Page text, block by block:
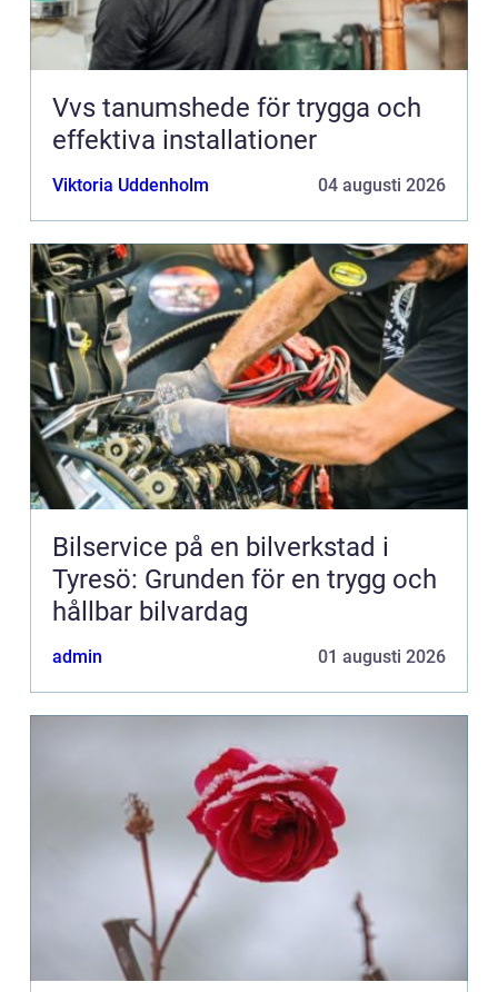
Vvs tanumshede för trygga och
effektiva installationer
Viktoria Uddenholm 04 augusti 2026
Bilservice på en bilverkstad i
Tyresö: Grunden för en trygg och
hållbar bilvardag
admin 01 augusti 2026